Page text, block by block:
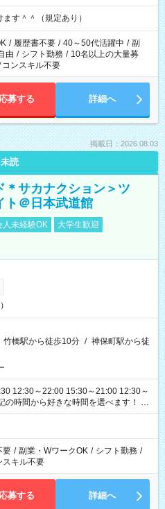
す＾＾（規定あり）
/ 履歴書不要 / 40～50代活躍中 / 副
由 / シフト勤務 / 10名以上の大量募
コンスキル不要
応募する 詳細へ
掲載日：2026.08.03
未読
＊サカナクション＞ツ
ト＠日本武道館
人未経験OK
大学生歓迎
竹橋駅から徒歩10分 / 神保町駅から徒
12:30～22:00 15:30～21:00 12:30～
があります
要 / 副業・WワークOK / シフト勤務 /
スキル不要
応募する 詳細へ